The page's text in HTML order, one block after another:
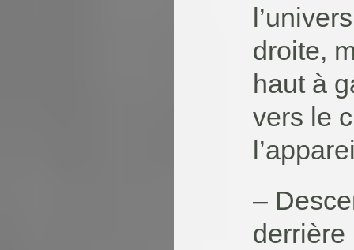
droite,
haut à
vers le
–
derrière